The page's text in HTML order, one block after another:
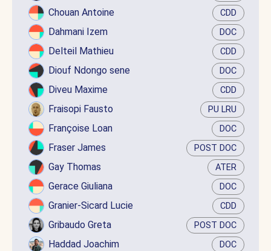
Chouan Antoine CDD
Dahmani Izem DOC
Delteil Mathieu CDD
Diouf Ndongo sene DOC
Diveu Maxime CDD
Fraisopi Fausto PU LRU
Françoise Loan DOC
Fraser James POST DOC
Gay Thomas ATER
Gerace Giuliana DOC
Granier-Sicard Lucie CDD
Gribaudo Greta POST DOC
Haddad Joachim DOC